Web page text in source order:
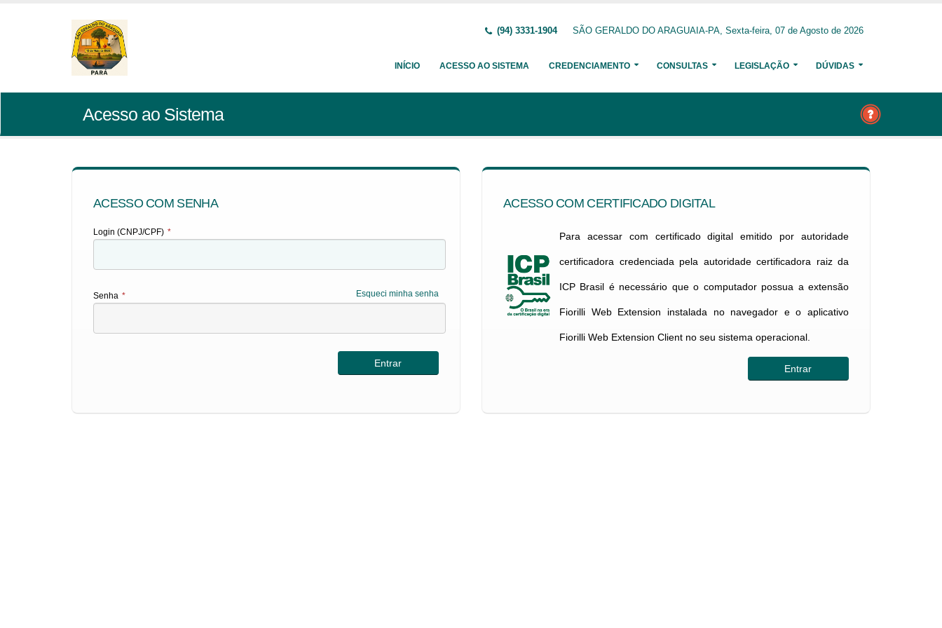
(94) 3331-1904 SÃO GERALDO DO ARAGUAIA-PA, Sexta-feira, 07 de Agosto de 2026
INÍCIO ACESSO AO SISTEMA CREDENCIAMENTO CONSULTAS LEGISLAÇÃO DÚVIDAS
Acesso ao Sistema
ACESSO COM SENHA
Login (CNPJ/CPF) *
Esqueci minha senha
Senha *
ACESSO COM CERTIFICADO DIGITAL
Para acessar com certificado digital emitido por autoridade
certificadora credenciada pela autoridade certificadora raiz da
ICP Brasil é necessário que o computador possua a extensão
Fiorilli Web Extension instalada no navegador e o aplicativo
Fiorilli Web Extension Client no seu sistema operacional.